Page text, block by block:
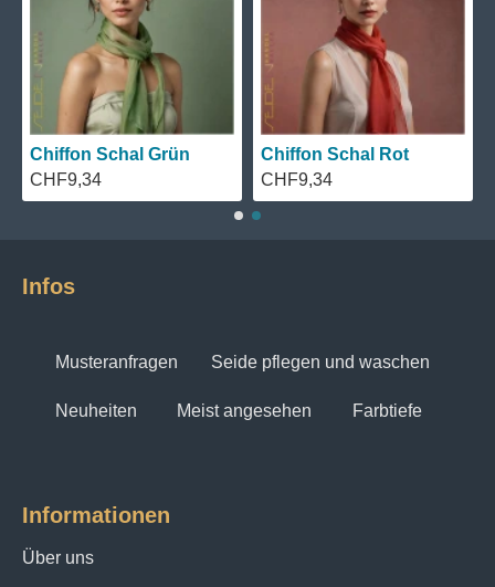
Chiffon Schal Grün
CHF9,34
Chiffon Schal Rot
CHF9,34
Infos
Musteranfragen Seide pflegen und waschen
Neuheiten Meist angesehen Farbtiefe
Informationen
Über uns